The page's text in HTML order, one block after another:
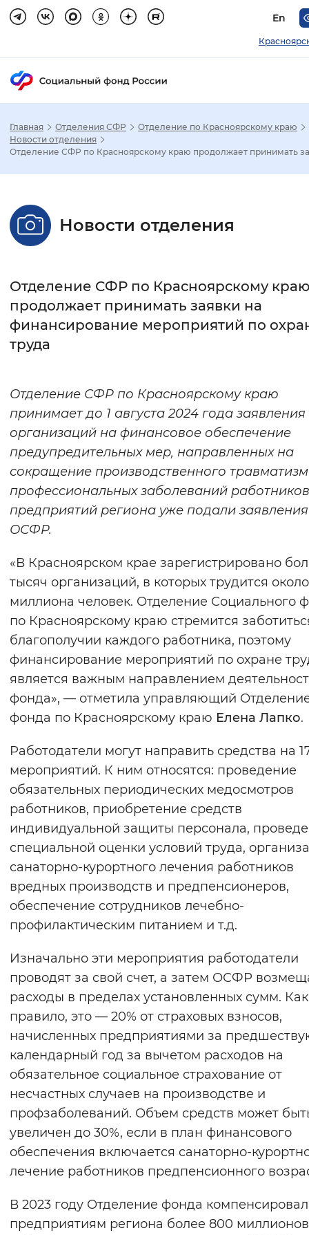
En
Настройка режима отображения
Стандартный Увеличенный
Интервал между буквами
Цвет сайта
Монохромный Инверсивный
Синий фон
Изображения
Включены Выключены
Воспроизвести Остановить
Вернуть стандартные настройки
Главная Отделения СФР
Отделение по Красноярскому краю
Новости отделения
Отделение СФР по Красноярскому краю продолжает принимать
Новости отделения
Отделение СФР по Красноярскому
продолжает принимать заявки на
финансирование мероприятий по
труда
Отделение СФР по Красноярскому краю
принимает до 1 августа 2024 года заявления
организаций на финансовое обеспечение
предупредительных мер, направленных на
сокращение производственного
профессиональных заболеваний
предприятий региона уже подали
ОСФР.
«В Красноярском крае зарегистрировано
тысяч организаций, в которых трудится около
миллиона человек. Отделение Социального
по Красноярскому краю стремится
благополучии каждого работника, поэтому
финансирование мероприятий по охране
является важным направлением
фонда», — отметила управляющий
фонда по Красноярскому краю Елена Лапко.
Работодатели могут направить средства на
мероприятий. К ним относятся: проведение
обязательных периодических медосмотров
работников, приобретение средств
индивидуальной защиты персонала,
специальной оценки условий труда,
санаторно-курортного лечения работников
вредных производств и предпенсионеров,
обеспечение сотрудников лечебно-
профилактическим питанием и т.д.
Изначально эти мероприятия работодатели
проводят за свой счет, а затем ОСФР
расходы в пределах установленных сумм. Как
правило, это — 20% от страховых взносов,
начисленных предприятиями за
календарный год за вычетом расходов на
обязательное социальное страхование от
несчастных случаев на производстве и
профзаболеваний. Объем средств может
увеличен до 30%, если в план финансового
обеспечения включается санаторно-
лечение работников предпенсионного
В 2023 году Отделение фонда
предприятиям региона более 800 миллионов